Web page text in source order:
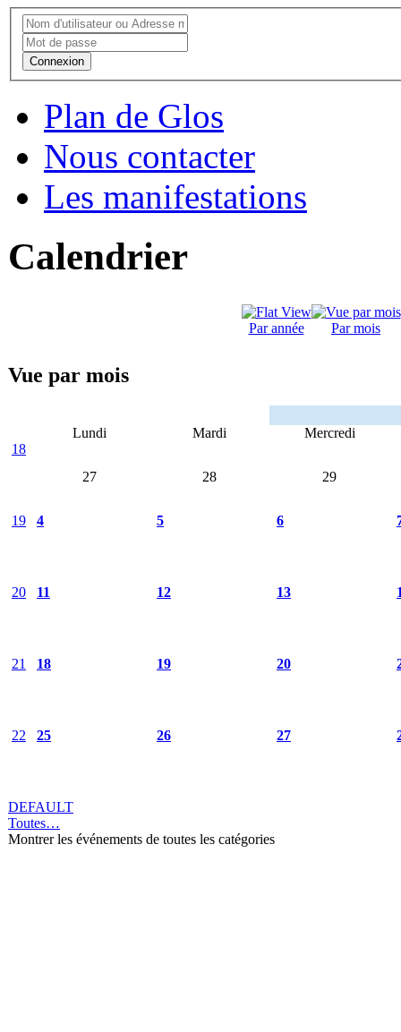
Connexion
Plan de Glos
Nous contacter
Les manifestations
Calendrier
Par année Par mois
Vue par mois
Lundi Mardi
Mercredi
18
27
28 29
19 4 5 6
20 11 12 13
21 18 19 20
22 25 26 27
DEFAULT
Toutes…
Montrer les événements de toutes les catégories